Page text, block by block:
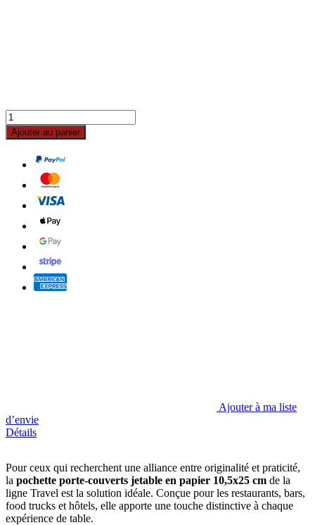
Ajouter au panier
Ajouter à ma liste
d’envie
Détails
Pour ceux qui recherchent une alliance entre originalité et praticité,
la pochette porte-couverts jetable en papier 10,5x25 cm de la
ligne Travel est la solution idéale. Conçue pour les restaurants, bars,
food trucks et hôtels, elle apporte une touche distinctive à chaque
expérience de table.